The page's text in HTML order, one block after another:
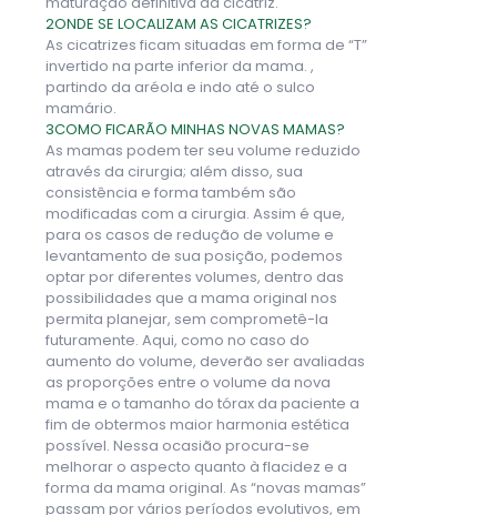
2ONDE SE LOCALIZAM AS CICATRIZES?
As cicatrizes ficam situadas em forma de “T”
invertido na parte inferior da mama. ,
partindo da aréola e indo até o sulco
mamário.
3COMO FICARÃO MINHAS NOVAS MAMAS?
As mamas podem ter seu volume reduzido
através da cirurgia; além disso, sua
consistência e forma também são
modificadas com a cirurgia. Assim é que,
para os casos de redução de volume e
levantamento de sua posição, podemos
optar por diferentes volumes, dentro das
possibilidades que a mama original nos
permita planejar, sem comprometê-la
futuramente. Aqui, como no caso do
aumento do volume, deverão ser avaliadas
as proporções entre o volume da nova
mama e o tamanho do tórax da paciente a
fim de obtermos maior harmonia estética
possível. Nessa ocasião procura-se
melhorar o aspecto quanto à flacidez e a
forma da mama original. As “novas mamas”
passam por vários períodos evolutivos, em